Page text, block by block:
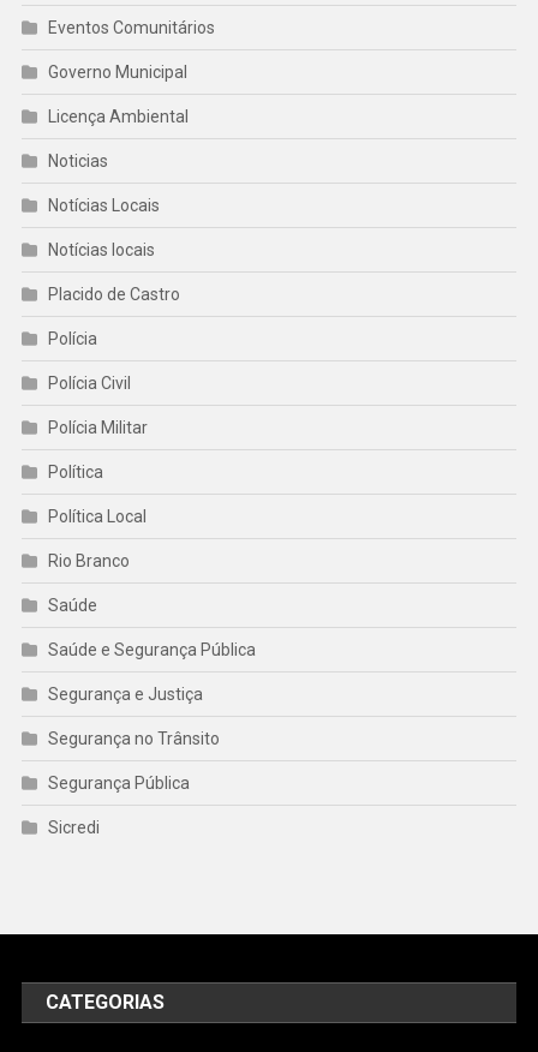
Eventos Comunitários
Governo Municipal
Licença Ambiental
Noticias
Notícias Locais
Notícias locais
Placido de Castro
Polícia
Polícia Civil
Polícia Militar
Política
Política Local
Rio Branco
Saúde
Saúde e Segurança Pública
Segurança e Justiça
Segurança no Trânsito
Segurança Pública
Sicredi
CATEGORIAS